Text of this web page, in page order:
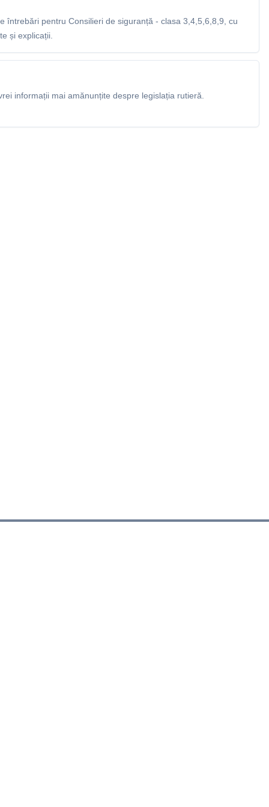
întrebări pentru Consilieri de siguranță - clasa 3,4,5,6,8,9, cu
și explicații.
informații mai amănunțite despre legislația rutieră.